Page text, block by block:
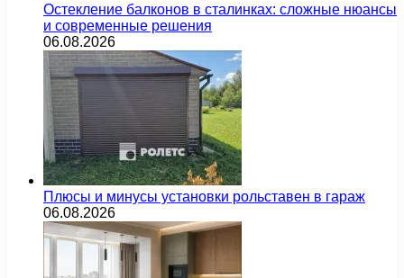
Остекление балконов в сталинках: сложные нюансы
и современные решения
06.08.2026
Плюсы и минусы установки рольставен в гараж
06.08.2026